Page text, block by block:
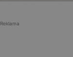
Reklama